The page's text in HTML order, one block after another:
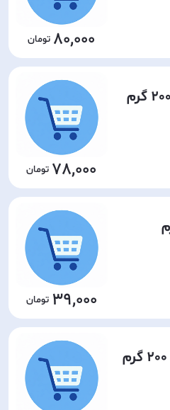
80,000
78,000
39,000